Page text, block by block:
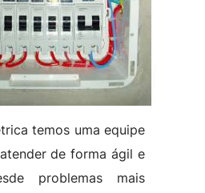
temos uma equipe
de forma ágil e
problemas mais